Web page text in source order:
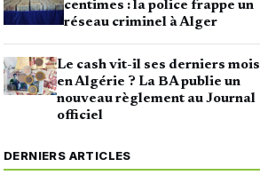
centimes : la police frappe un
réseau criminel à Alger
Le cash vit-il ses derniers mois
en Algérie ? La BA publie un
nouveau règlement au Journal
officiel
DERNIERS ARTICLES